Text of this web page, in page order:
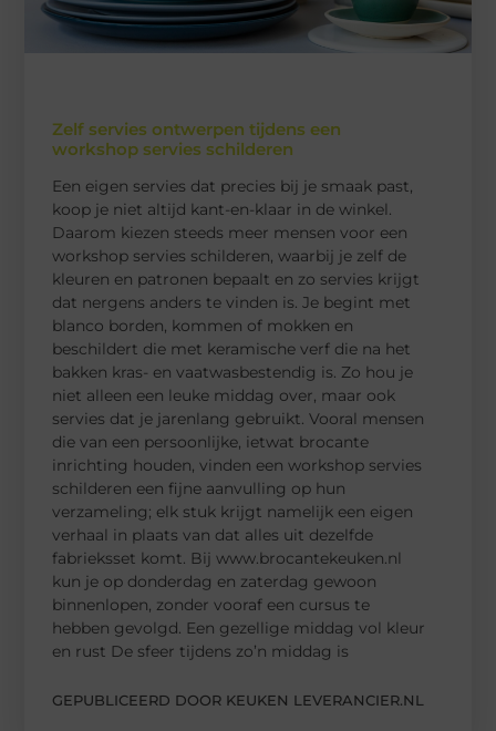
Zelf servies ontwerpen tijdens een
workshop servies schilderen
Een eigen servies dat precies bij je smaak past,
koop je niet altijd kant-en-klaar in de winkel.
Daarom kiezen steeds meer mensen voor een
workshop servies schilderen, waarbij je zelf de
kleuren en patronen bepaalt en zo servies krijgt
dat nergens anders te vinden is. Je begint met
blanco borden, kommen of mokken en
beschildert die met keramische verf die na het
bakken kras- en vaatwasbestendig is. Zo hou je
niet alleen een leuke middag over, maar ook
servies dat je jarenlang gebruikt. Vooral mensen
die van een persoonlijke, ietwat brocante
inrichting houden, vinden een workshop servies
schilderen een fijne aanvulling op hun
verzameling; elk stuk krijgt namelijk een eigen
verhaal in plaats van dat alles uit dezelfde
fabrieksset komt. Bij www.brocantekeuken.nl
kun je op donderdag en zaterdag gewoon
binnenlopen, zonder vooraf een cursus te
hebben gevolgd. Een gezellige middag vol kleur
en rust De sfeer tijdens zo’n middag is
GEPUBLICEERD DOOR KEUKEN LEVERANCIER.NL